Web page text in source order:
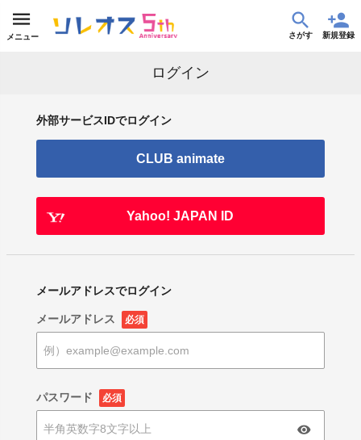
メニュー さがす 新規登録
ログイン
外部サービスIDでログイン
CLUB animate
Yahoo! JAPAN ID
メールアドレスでログイン
メールアドレス 必須
パスワード 必須